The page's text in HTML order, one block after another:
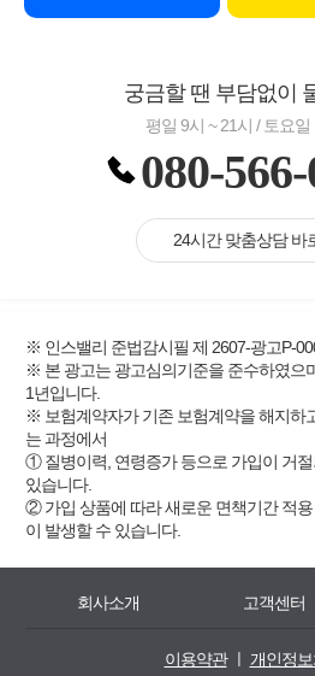
궁금할 땐 부담없이
평일 9시 ~ 21시 / 토요일
080-
24시간 맞춤상담 바
※ 인스밸리 준법감시필 제 2607-광고P-
※ 본 광고는 광고심의기준을 준수하였으
1년입니다.
※ 보험계약자가 기존 보험계약을 해지하
는 과정에서
① 질병이력, 연령증가 등으로 가입이 거
있습니다.
② 가입 상품에 따라 새로운 면책기간 적
이 발생할 수 있습니다.
회사소개 고객센터
이용약관ㅣ 개인정